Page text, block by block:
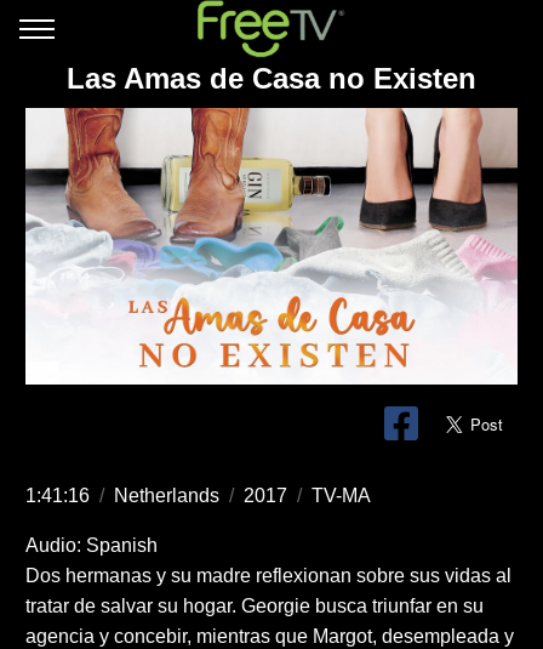
Las Amas de Casa no Existen
1:41:16 / Netherlands / 2017 / TV-MA
Audio: Spanish
Dos hermanas y su madre reflexionan sobre sus vidas al
tratar de salvar su hogar. Georgie busca triunfar en su
agencia y concebir, mientras que Margot, desempleada y